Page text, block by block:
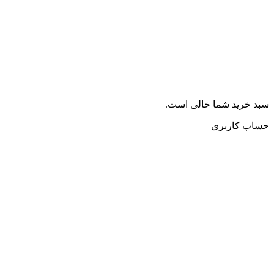
سبد خرید شما خالی است.
حساب کاربری